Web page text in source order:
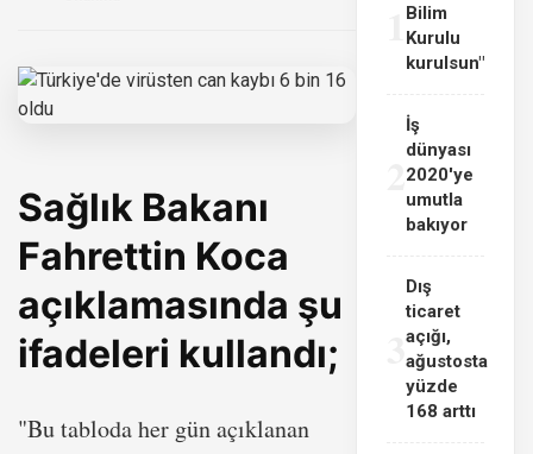
Sağlık Bakanı
Fahrettin Koca
açıklamasında şu
ifadeleri kullandı;
"Bu tabloda her gün açıklanan
Bilim
Kurulu
kurulsun"
İş
dünyası
2020'ye
umutla
bakıyor
3
Dış
ticaret
açığı,
ağustosta
yüzde
168 arttı